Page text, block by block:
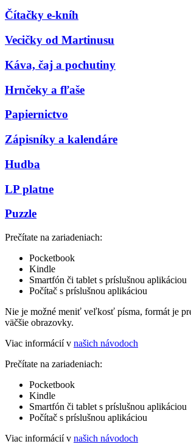
Čítačky e-kníh
Vecičky od Martinusu
Káva, čaj a pochutiny
Hrnčeky a fľaše
Papiernictvo
Zápisníky a kalendáre
Hudba
LP platne
Puzzle
Prečítate na zariadeniach:
Pocketbook
Kindle
Smartfón či tablet s príslušnou aplikáciou
Počítač s príslušnou aplikáciou
Nie je možné meniť veľkosť písma, formát je
väčšie obrazovky.
Viac informácií v našich návodoch
Prečítate na zariadeniach:
Pocketbook
Kindle
Smartfón či tablet s príslušnou aplikáciou
Počítač s príslušnou aplikáciou
Viac informácií v našich návodoch